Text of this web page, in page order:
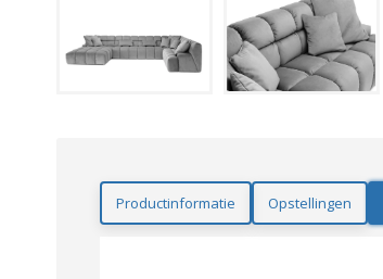
Productinformatie Opstellingen